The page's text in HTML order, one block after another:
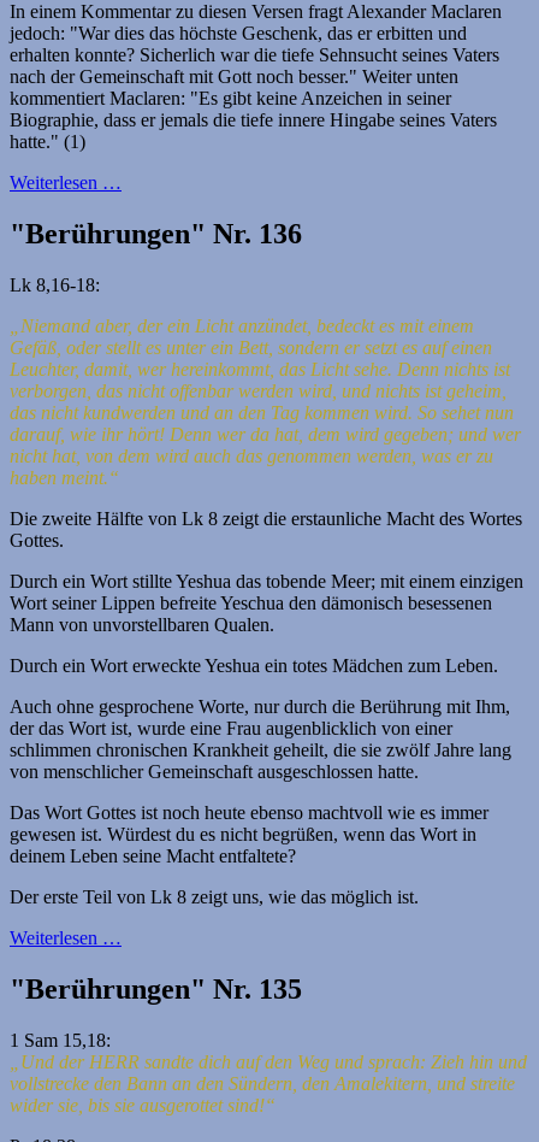
In einem Kommentar zu diesen Versen fragt Alexander Maclaren
jedoch: "War dies das höchste Geschenk, das er erbitten und
erhalten konnte? Sicherlich war die tiefe Sehnsucht seines Vaters
nach der Gemeinschaft mit Gott noch besser." Weiter unten
kommentiert Maclaren: "Es gibt keine Anzeichen in seiner
Biographie, dass er jemals die tiefe innere Hingabe seines Vaters
hatte." (1)
Weiterlesen …
"Berührungen" Nr. 136
Lk 8,16-18:
„Niemand aber, der ein Licht anzündet, bedeckt es mit einem
Gefäß, oder stellt es unter ein Bett, sondern er setzt es auf einen
Leuchter, damit, wer hereinkommt, das Licht sehe. Denn nichts ist
verborgen, das nicht offenbar werden wird, und nichts ist geheim,
das nicht kundwerden und an den Tag kommen wird. So sehet nun
darauf, wie ihr hört! Denn wer da hat, dem wird gegeben; und wer
nicht hat, von dem wird auch das genommen werden, was er zu
haben meint.“
Die zweite Hälfte von Lk 8 zeigt die erstaunliche Macht des Wortes
Gottes.
Durch ein Wort stillte Yeshua das tobende Meer; mit einem einzigen
Wort seiner Lippen befreite Yeschua den dämonisch besessenen
Mann von unvorstellbaren Qualen.
Durch ein Wort erweckte Yeshua ein totes Mädchen zum Leben.
Auch ohne gesprochene Worte, nur durch die Berührung mit Ihm,
der das Wort ist, wurde eine Frau augenblicklich von einer
schlimmen chronischen Krankheit geheilt, die sie zwölf Jahre lang
von menschlicher Gemeinschaft ausgeschlossen hatte.
Das Wort Gottes ist noch heute ebenso machtvoll wie es immer
gewesen ist. Würdest du es nicht begrüßen, wenn das Wort in
deinem Leben seine Macht entfaltete?
Der erste Teil von Lk 8 zeigt uns, wie das möglich ist.
Weiterlesen …
"Berührungen" Nr. 135
1 Sam 15,18:
„Und der HERR sandte dich auf den Weg und sprach: Zieh hin und
vollstrecke den Bann an den Sündern, den Amalekitern, und streite
wider sie, bis sie ausgerottet sind!“